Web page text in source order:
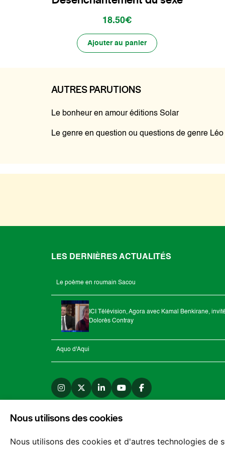
Nous utilisons des cookies
Nous utilisons des cookies et d'autres technologies de
18.50€
Ajouter au panier
AUTRES PARUTIONS
Le bonheur en amour éditions Solar
Le genre en question ou questions de genre
LES DERNIÈRES ACTUALITÉS
Le poème en roumain Sacou
ICI Télévision, Agora avec Kamal Benkirane,
Dolorès Contray
Aquo d'Aqui